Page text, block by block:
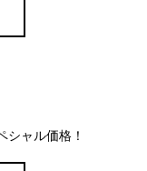
ャル価格！